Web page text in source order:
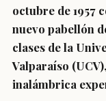
octubre de 1957
nuevo pabellón
clases de la
Valparaíso
inalámbrica